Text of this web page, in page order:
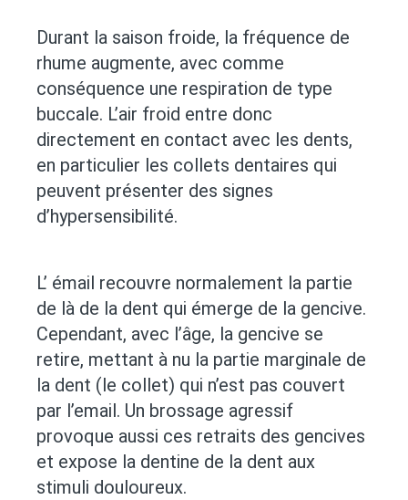
Durant la saison froide, la fréquence de
rhume augmente, avec comme
conséquence une respiration de type
buccale. L’air froid entre donc
directement en contact avec les dents,
en particulier les collets dentaires qui
peuvent présenter des signes
d’hypersensibilité.
L’ émail recouvre normalement la partie
de là de la dent qui émerge de la gencive.
Cependant, avec l’âge, la gencive se
retire, mettant à nu la partie marginale de
la dent (le collet) qui n’est pas couvert
par l’email. Un brossage agressif
provoque aussi ces retraits des gencives
et expose la dentine de la dent aux
stimuli douloureux.